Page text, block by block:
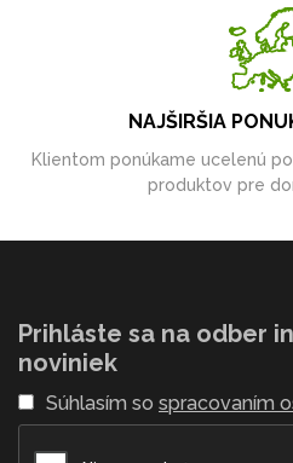
NAJŠIRŠIA
Klientom ponúkame ucelenú
produktov pre
Prihláste sa na odber
noviniek
Súhlasím so spracovaním